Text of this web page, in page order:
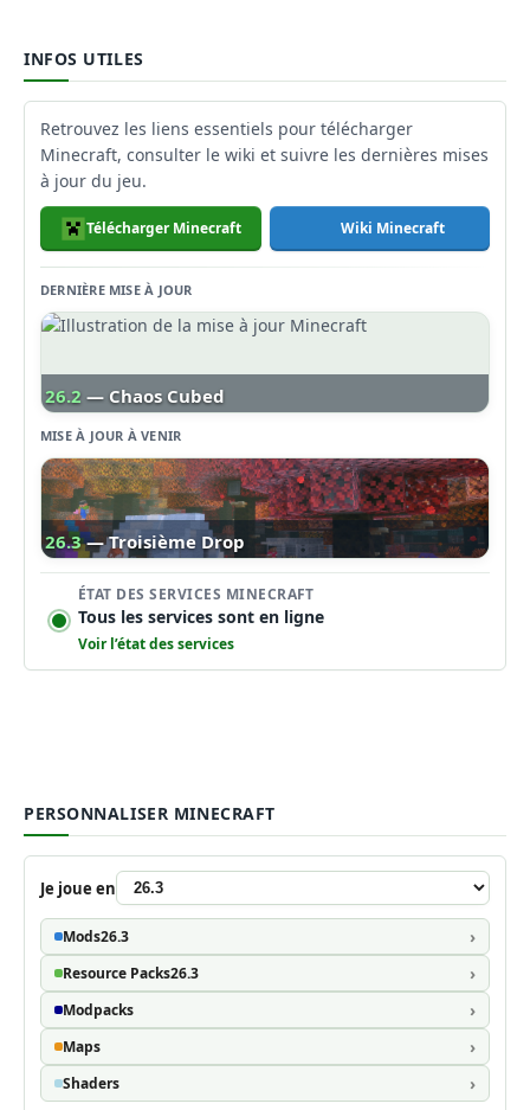
INFOS UTILES
Retrouvez les liens essentiels pour télécharger
Minecraft, consulter le wiki et suivre les dernières mises
à jour du jeu.
Télécharger Minecraft Wiki Minecraft
DERNIÈRE MISE À JOUR
26.2 — Chaos Cubed
MISE À JOUR À VENIR
26.3 — Troisième Drop
ÉTAT DES SERVICES MINECRAFT
Tous les services sont en ligne
Voir l’état des services
PERSONNALISER MINECRAFT
Je joue en
Mods26.3
Resource Packs26.3
Modpacks
Maps
Shaders